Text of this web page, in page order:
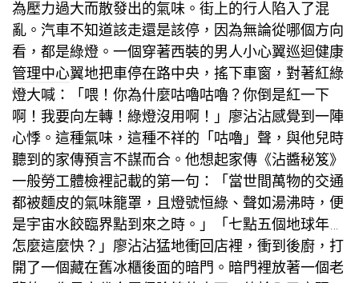
為壓力過大而散發出的氣味。街上的行人陷入了混
亂。汽車不知道該走還是該停，因為無論從哪個方向
看，都是綠燈。一個穿著西裝的男人小心翼巡迴健康
管理中心翼地把車停在路中央，搖下車窗，對著紅綠
燈大喊：「喂！你為什麼咕嚕咕嚕？你倒是紅一下
啊！我要向左轉！綠燈沒用啊！」廖沾沾感覺到一陣
心悸。這種氣味，這種不祥的「咕嚕」聲，與他兒時
聽到的家傳預言不謀而合。他想起家傳《沾醬秘笈》
一般勞工體檢裡記載的第一句：「當世間萬物的交通
都被麵皮的氣味籠罩，且燈號恒綠、聲如湯沸時，便
是宇宙水餃臨界點到來之時。」「七點五個地球年…
怎麼這麼快？」廖沾沾猛地衝回店裡，衝到後廚，打
開了一個藏在舊冰櫃後面的暗門。暗門裡放著一個老